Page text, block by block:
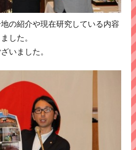
の紹介や現在研究している内容
した。
いました。